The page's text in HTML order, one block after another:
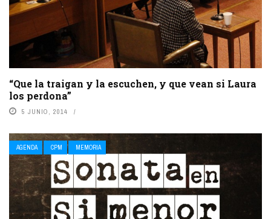
“Que la traigan y la escuchen, y que vean si Laura
los perdona”
5 JUNIO, 2014
AGENDA CPM MEMORIA